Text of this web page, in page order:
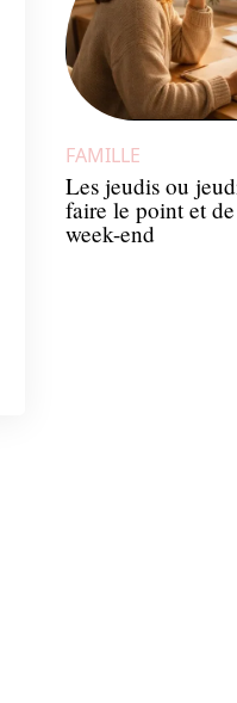
FAMILLE
Les jeudis ou
faire le point et
week-end